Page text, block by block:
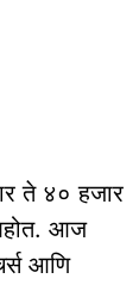
ते ४० हजार
आज
आणि